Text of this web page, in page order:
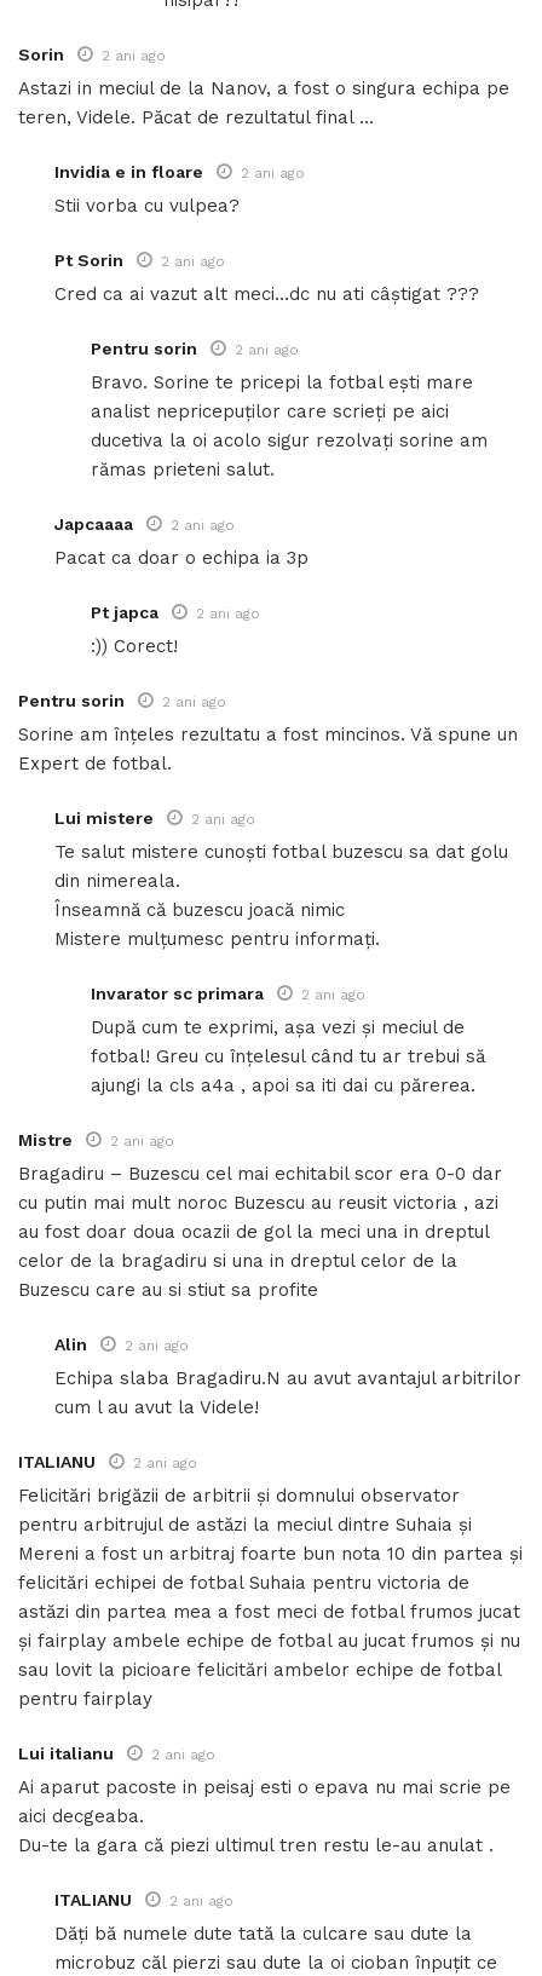
Sorin 2 ani ago
Astazi in meciul de la Nanov, a fost o singura echipa pe
teren, Videle. Păcat de rezultatul final …
Invidia e in floare 2 ani ago
Stii vorba cu vulpea?
Pt Sorin 2 ani ago
Cred ca ai vazut alt meci…dc nu ati câștigat ???
Pentru sorin 2 ani ago
Bravo. Sorine te pricepi la fotbal ești mare
analist nepricepuților care scrieți pe aici
ducetiva la oi acolo sigur rezolvați sorine am
rămas prieteni salut.
Japcaaaa 2 ani ago
Pacat ca doar o echipa ia 3p
Pt japca 2 ani ago
:)) Corect!
Pentru sorin 2 ani ago
Sorine am înțeles rezultatu a fost mincinos. Vă spune un
Expert de fotbal.
Lui mistere 2 ani ago
Te salut mistere cunoști fotbal buzescu sa dat golu
din nimereala.
Înseamnă că buzescu joacă nimic
Mistere mulțumesc pentru informați.
Invarator sc primara 2 ani ago
După cum te exprimi, așa vezi și meciul de
fotbal! Greu cu înțelesul când tu ar trebui să
ajungi la cls a4a , apoi sa iti dai cu părerea.
Mistre 2 ani ago
Bragadiru – Buzescu cel mai echitabil scor era 0-0 dar
cu putin mai mult noroc Buzescu au reusit victoria , azi
au fost doar doua ocazii de gol la meci una in dreptul
celor de la bragadiru si una in dreptul celor de la
Buzescu care au si stiut sa profite
Alin 2 ani ago
Echipa slaba Bragadiru.N au avut avantajul arbitrilor
cum l au avut la Videle!
ITALIANU 2 ani ago
Felicitări brigăzii de arbitrii și domnului observator
pentru arbitrujul de astăzi la meciul dintre Suhaia și
Mereni a fost un arbitraj foarte bun nota 10 din partea și
felicitări echipei de fotbal Suhaia pentru victoria de
astăzi din partea mea a fost meci de fotbal frumos jucat
și fairplay ambele echipe de fotbal au jucat frumos și nu
sau lovit la picioare felicitări ambelor echipe de fotbal
pentru fairplay
Lui italianu 2 ani ago
Ai aparut pacoste in peisaj esti o epava nu mai scrie pe
aici decgeaba.
Du-te la gara că piezi ultimul tren restu le-au anulat .
ITALIANU 2 ani ago
Dăți bă numele dute tată la culcare sau dute la
microbuz căl pierzi sau dute la oi cioban înpuțit ce